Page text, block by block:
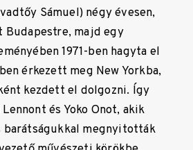
Sámuel) négy évesen,
Budapestre, majd egy
1971-ben hagyta el
érkezett meg New Yorkba,
kezdett el dolgozni. Így
és Yoko Onot, akik
barátságukkal megnyitották